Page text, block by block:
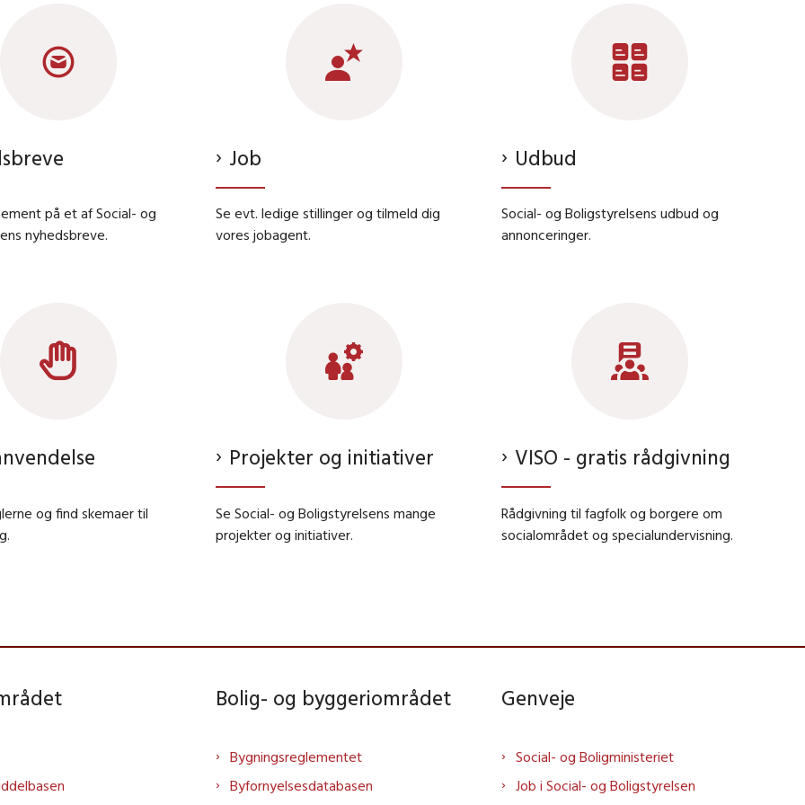
på et af Social- og
nyhedsbreve.
Job
Se evt. ledige stillinger og tilmeld dig
vores jobagent.
Udbud
Social- og Boligstyrelsens udbud og
annonceringer.
og find skemaer til
Projekter og initiativer
Se Social- og Boligstyrelsens mange
projekter og initiativer.
VISO - gratis rådgivning
Rådgivning til fagfolk og borgere om
socialområdet og specialundervisning.
Bolig- og byggeriområdet
Bygningsreglementet
Byfornyelsesdatabasen
Genveje
Social- og Boligministeriet
Job i Social- og Boligstyrelsen